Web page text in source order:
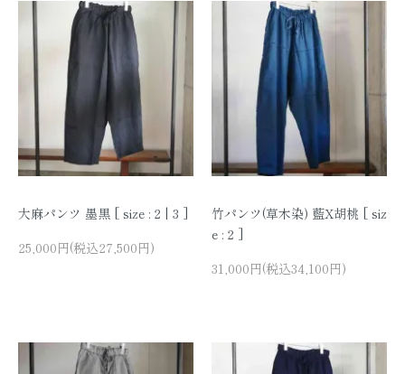
大麻パンツ 墨黒 [ size : 2 | 3 ]
25,000円(税込27,500円)
竹パンツ(草木染) 藍X胡桃 [ siz
e : 2 ]
31,000円(税込34,100円)